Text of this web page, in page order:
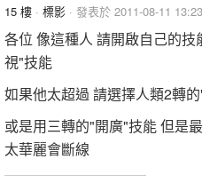
15 樓 · 標影 · 發表於 2011-08-11
各位 像這種人 請開啟自己的
視"技能
如果他太超過 請選擇人類2轉
或是用三轉的"開廣"技能 但是
太華麗會斷線